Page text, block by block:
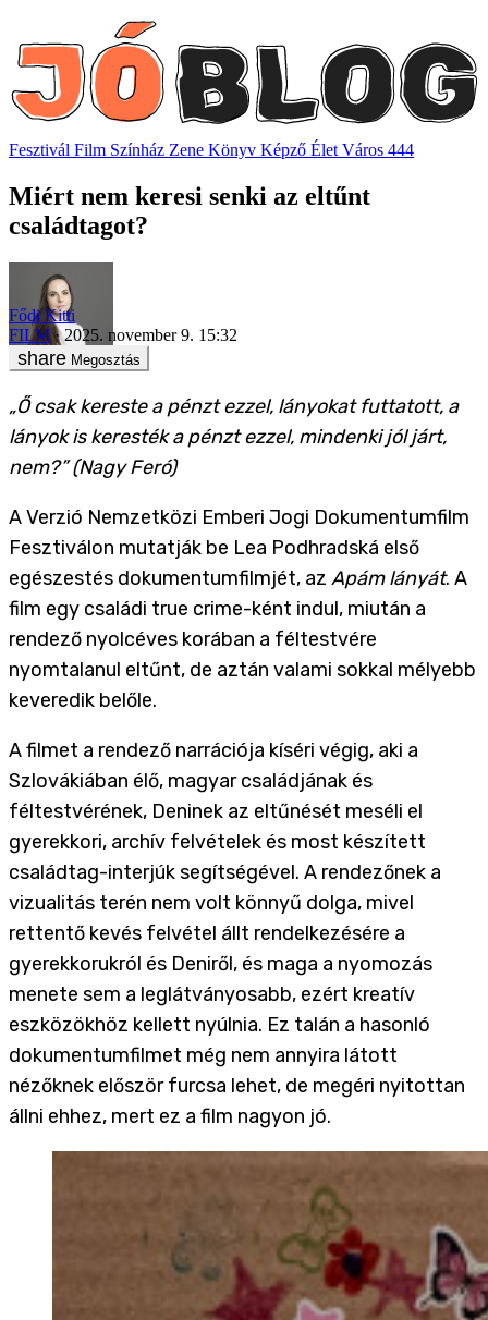
Fesztivál Film Színház Zene Könyv Képző Élet Város 444
Miért nem keresi senki az eltűnt
családtagot?
Fődi Kitti
FILM
2025. november 9. 15:32
Megosztás
„Ő csak kereste a pénzt ezzel, lányokat futtatott, a
lányok is keresték a pénzt ezzel, mindenki jól járt,
nem?” (Nagy Feró)
A Verzió Nemzetközi Emberi Jogi Dokumentumfilm
Fesztiválon mutatják be Lea Podhradská első
egészestés dokumentumfilmjét, az Apám lányát. A
film egy családi true crime-ként indul, miután a
rendező nyolcéves korában a féltestvére
nyomtalanul eltűnt, de aztán valami sokkal mélyebb
keveredik belőle.
A filmet a rendező narrációja kíséri végig, aki a
Szlovákiában élő, magyar családjának és
féltestvérének, Deninek az eltűnését meséli el
gyerekkori, archív felvételek és most készített
családtag-interjúk segítségével. A rendezőnek a
vizualitás terén nem volt könnyű dolga, mivel
rettentő kevés felvétel állt rendelkezésére a
gyerekkorukról és Deniről, és maga a nyomozás
menete sem a leglátványosabb, ezért kreatív
eszközökhöz kellett nyúlnia. Ez talán a hasonló
dokumentumfilmet még nem annyira látott
nézőknek először furcsa lehet, de megéri nyitottan
állni ehhez, mert ez a film nagyon jó.